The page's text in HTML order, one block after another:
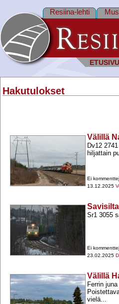
ETUSIVU
Resiina-lehti
Hakutulokset
Välillä
Dv12
hiljattain
Ei
13.12.2025
Sr1 3055
Ei
23.02.2025
Välillä
Ferrin
vielä...